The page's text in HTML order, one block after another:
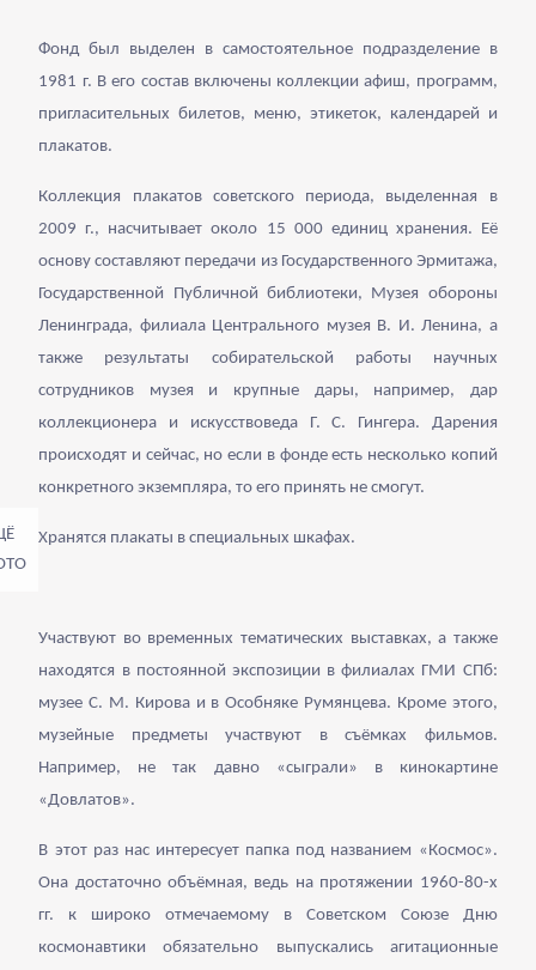
Фонд был выделен в самостоятельное подразделение в
1981 г. В его состав включены коллекции афиш, программ,
пригласительных билетов, меню, этикеток, календарей и
плакатов.
Коллекция плакатов советского периода, выделенная в
2009 г., насчитывает около 15 000 единиц хранения. Её
основу составляют передачи из Государственного Эрмитажа,
Государственной Публичной библиотеки, Музея обороны
Ленинграда, филиала Центрального музея В. И. Ленина, а
также результаты собирательской работы научных
сотрудников музея и крупные дары, например, дар
коллекционера и искусствоведа Г. С. Гингера. Дарения
происходят и сейчас, но если в фонде есть несколько копий
конкретного экземпляра, то его принять не смогут.
Хранятся плакаты в специальных шкафах.
Участвуют во временных тематических выставках, а также
находятся в постоянной экспозиции в филиалах ГМИ СПб:
музее С. М. Кирова и в Особняке Румянцева. Кроме этого,
музейные предметы участвуют в съёмках фильмов.
Например, не так давно «сыграли» в кинокартине
«Довлатов».
В этот раз нас интересует папка под названием «Космос».
Она достаточно объёмная, ведь на протяжении 1960-80-х
гг. к широко отмечаемому в Советском Союзе Дню
космонавтики обязательно выпускались агитационные